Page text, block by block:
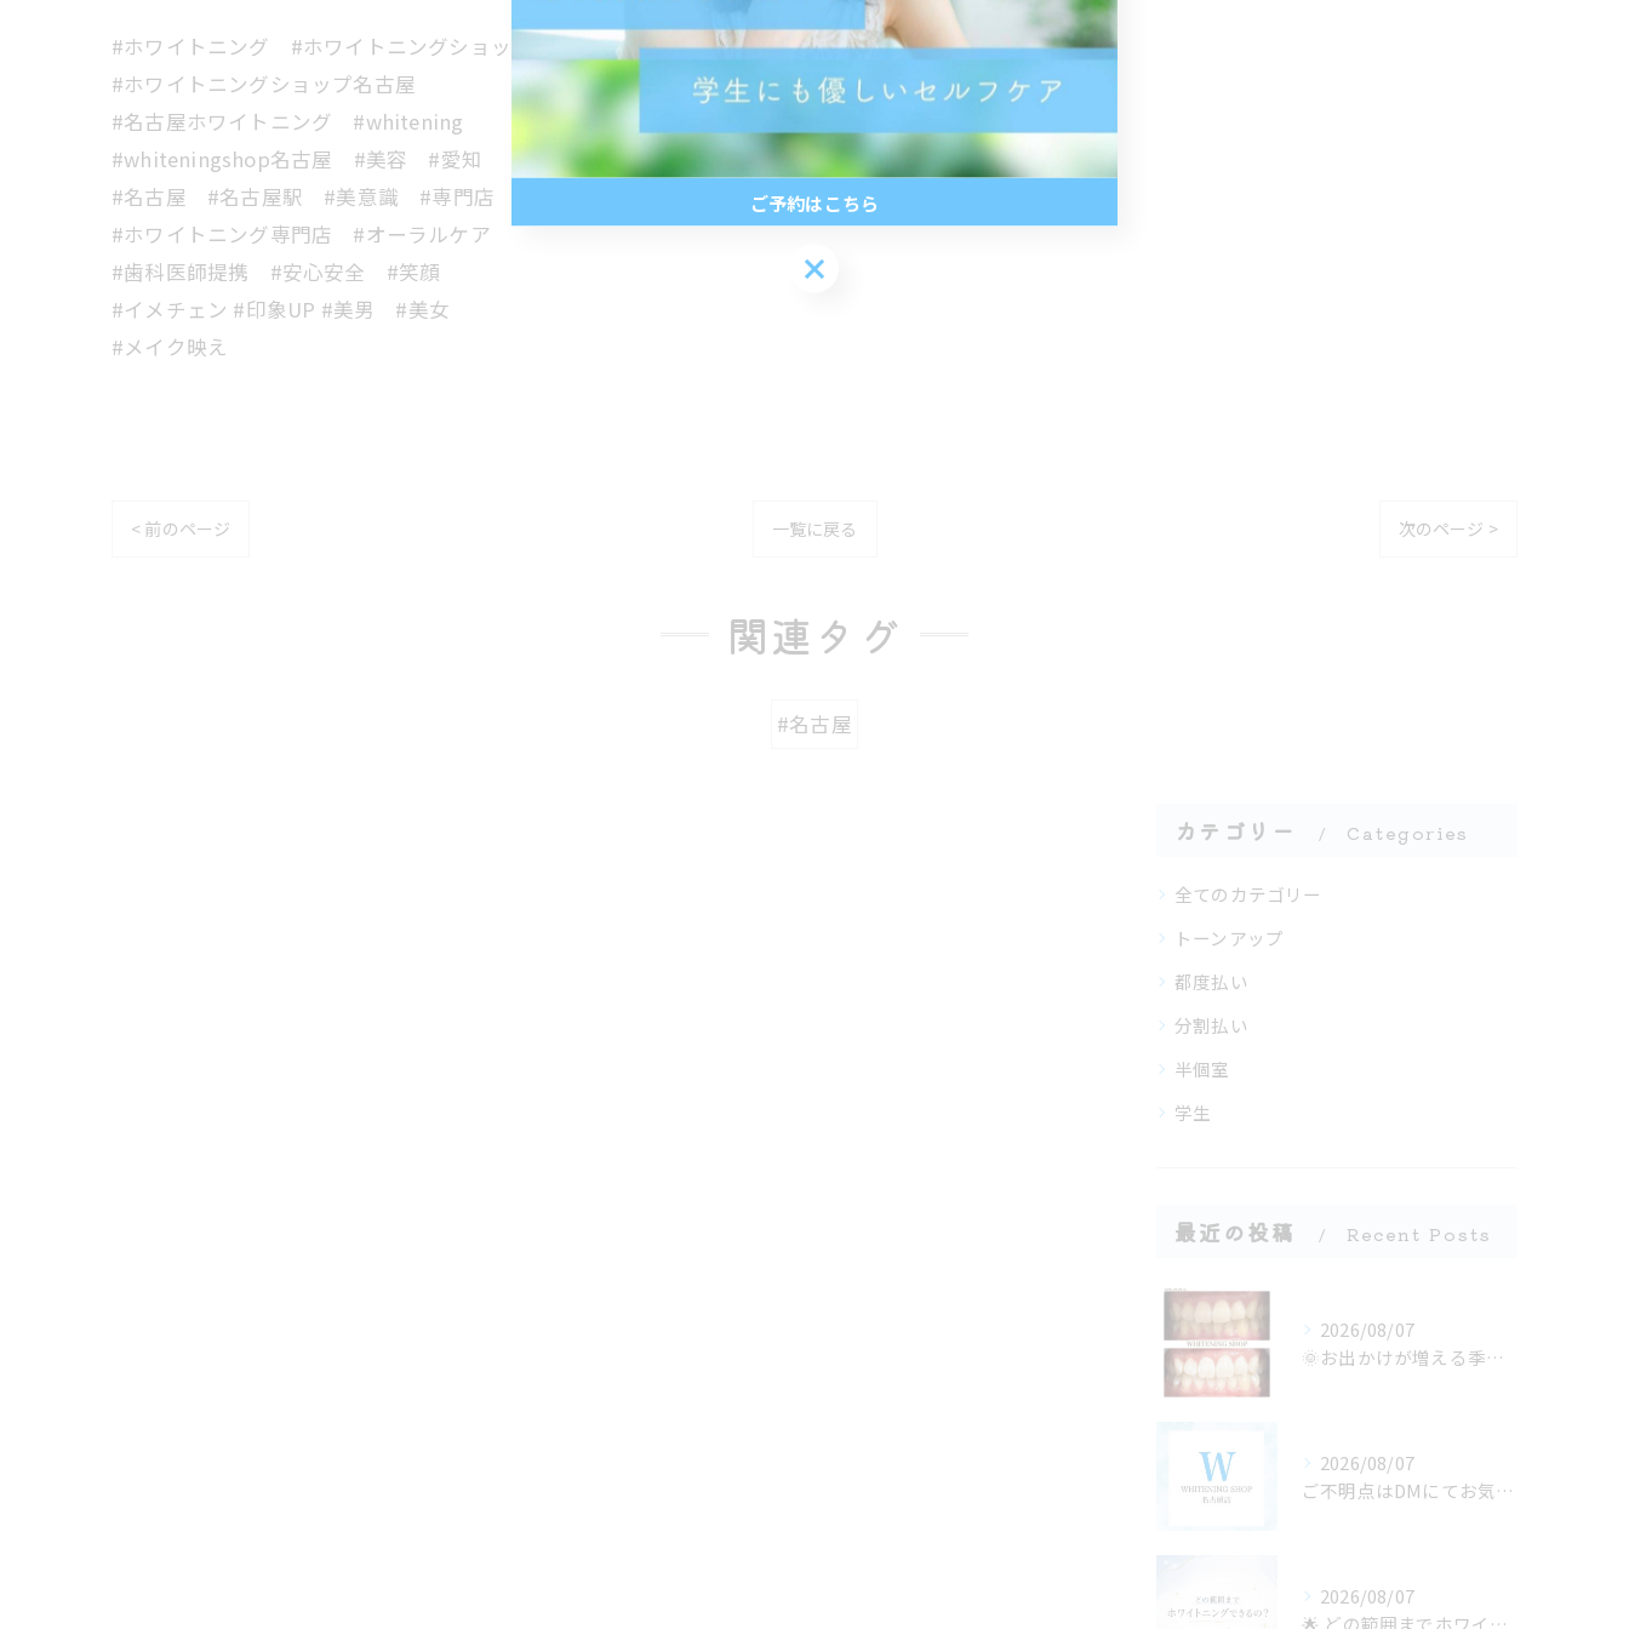
#ホワイトニング #ホワイトニングショップ
#ホワイトニングショップ名古屋
#名古屋ホワイトニング #whitening
#whiteningshop名古屋 #美容 #愛知
#名古屋 #名古屋駅 #美意識 #専門店
#ホワイトニング専門店 #オーラルケア
#歯科医師提携 #安心安全 #笑顔
#イメチェン #印象UP #美男 #美女
#メイク映え
< 前のページ 一覧に戻る 次のページ >
関連タグ
#名古屋
カテゴリー Categories
全てのカテゴリー
トーンアップ
都度払い
分割払い
半個室
学生
最近の投稿 Recent Posts
2026/08/07
🌞お出かけが増える季節、口元の準備できてる？🦷✨
2026/08/07
ご不明点はDMにてお気軽にお問い合わせください✨🩷
2026/08/07
🌟 どの範囲までホワイトニングできるの？ 🌟
ご予約はこちら
ご予約はこちら